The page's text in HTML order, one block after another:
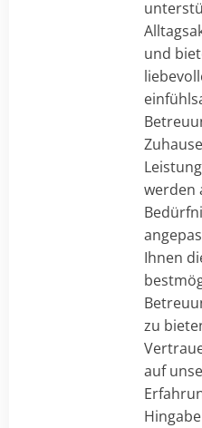
und
werden
Ihnen
zu
auf